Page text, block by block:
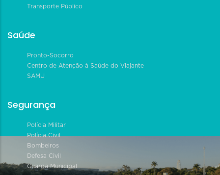
Transporte Público
Saúde
Pronto-Socorro
Centro de Atenção à Saúde do Viajante
SAMU
Segurança
Polícia Militar
Polícia Civil
Bombeiros
Defesa Civil
Guarda Municipal